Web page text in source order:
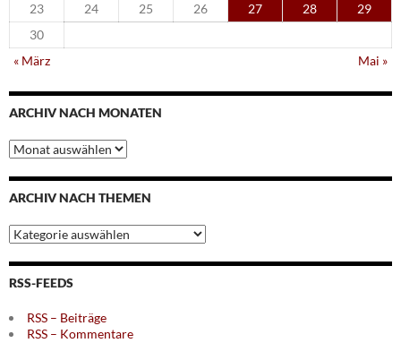
23
24 25 26 27 28
29
30
« März
Mai »
ARCHIV NACH MONATEN
Archiv
nach
Monaten
ARCHIV NACH THEMEN
Archiv
nach
Themen
RSS-FEEDS
RSS – Beiträge
RSS – Kommentare